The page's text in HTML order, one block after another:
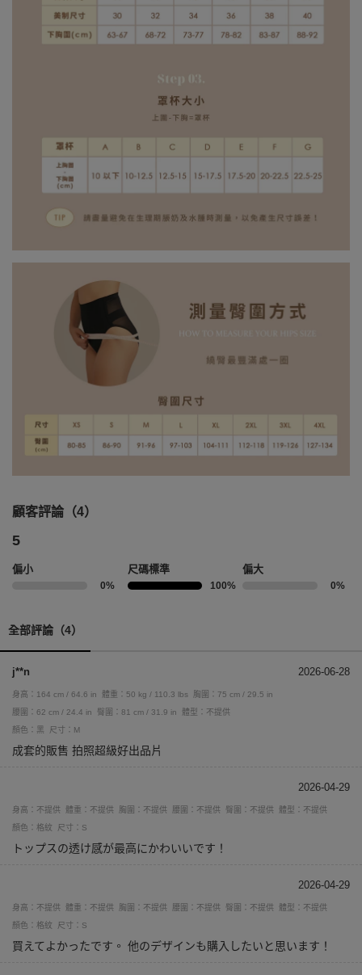
顧客評論（4）
5
偏小
0%
尺碼標準
100%
偏大
0%
全部評論（4）
j**n 2026-06-28
身高：164 cm / 64.6 in 體重：50 kg / 110.3 lbs
胸圍：75 cm / 29.5 in
腰圍：62 cm / 24.4 in
臀圍：81 cm / 31.9 in
體型：不提供
顏色：黑
尺寸：M
成套的販售 拍照超級好出品片
2026-04-29
身高：不提供 體重：不提供 胸圍：不提供 腰圍：不提供 臀圍：不提供
體型：不提供
顏色：格紋
尺寸：S
トップスの透け感が最高にかわいいです！
2026-04-29
身高：不提供 體重：不提供 胸圍：不提供 腰圍：不提供 臀圍：不提供
體型：不提供
顏色：格紋
尺寸：S
買えてよかったです。 他のデザインも購入したいと思います！